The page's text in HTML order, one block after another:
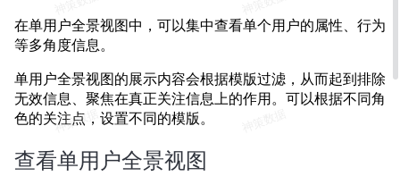
在单用户全景视图中，可以集中查看单个用户的属性、行为
等多角度信息。
单用户全景视图的展示内容会根据模版过滤，从而起到排除
无效信息、聚焦在真正关注信息上的作用。可以根据不同角
色的关注点，设置不同的模版。
查看单用户全景视图